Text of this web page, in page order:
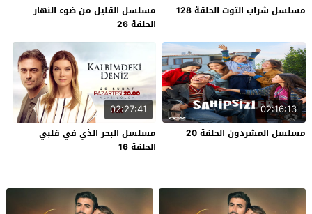
مسلسل شراب التوت الحلقة 128
مسلسل القليل من ضوء النهار
الحلقة 26
02:16:13
مسلسل المشردون الحلقة 20
02:27:41
مسلسل البحر الذي في قلبي
الحلقة 16